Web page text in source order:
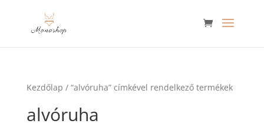
Kezdőlap / “alvóruha” címkével rendelkező termékek
alvóruha